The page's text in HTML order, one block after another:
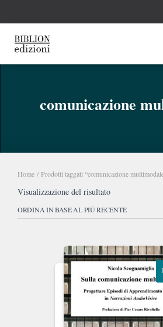
comunicazione
Home / Prodotti taggati “comunicazione
Visualizzazione del risultato